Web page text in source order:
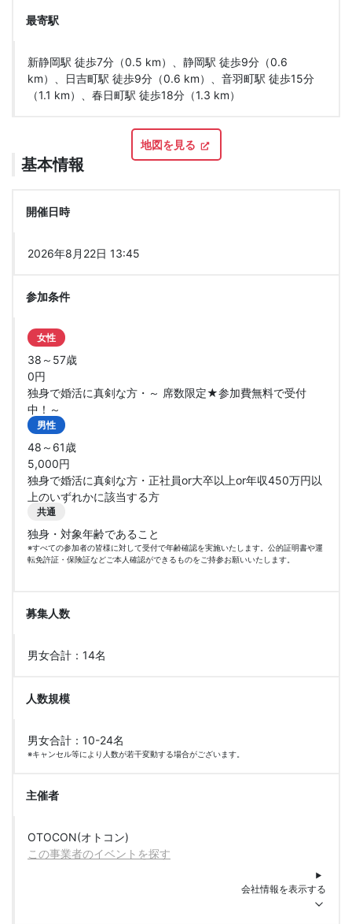
最寄駅
新静岡駅 徒歩7分（0.5 km）、静岡駅 徒歩9分（0.6
km）、日吉町駅 徒歩9分（0.6 km）、音羽町駅 徒歩15分
（1.1 km）、春日町駅 徒歩18分（1.3 km）
地図を見る
基本情報
開催日時
2026年8月22日 13:45
参加条件
女性
38～57歳
0円
独身で婚活に真剣な方・～ 席数限定★参加費無料で受付
中！～
男性
48～61歳
5,000円
独身で婚活に真剣な方・正社員or大卒以上or年収450万円以
上のいずれかに該当する方
共通
独身・対象年齢であること
※すべての参加者の皆様に対して受付で年齢確認を実施いたします。公的証明書や運
転免許証・保険証などご本人確認ができるものをご持参お願いいたします。
募集人数
男女合計：14名
人数規模
男女合計：10-24名
※キャンセル等により人数が若干変動する場合がございます。
主催者
OTOCON(オトコン)
この事業者のイベントを探す
会社情報を表示する